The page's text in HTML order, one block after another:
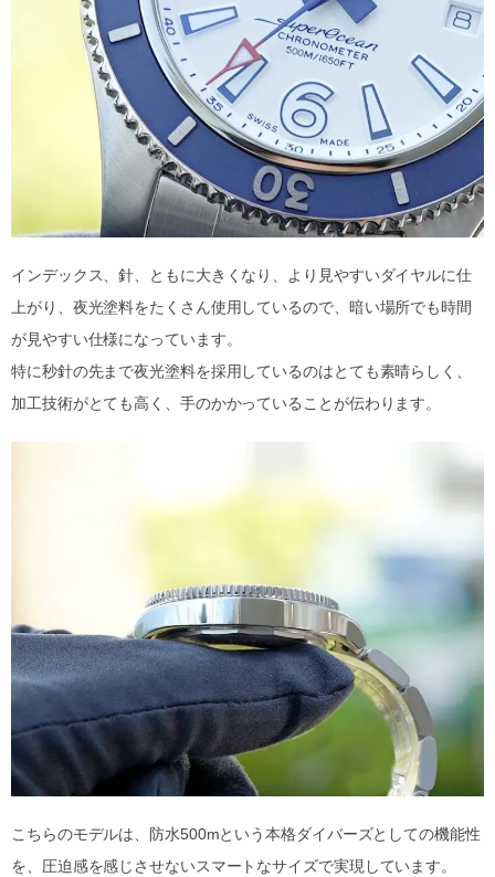
インデックス、針、ともに大きくなり、より見やすいダイヤルに仕
上がり、夜光塗料をたくさん使用しているので、暗い場所でも時間
が見やすい仕様になっています。
特に秒針の先まで夜光塗料を採用しているのはとても素晴らしく、
加工技術がとても高く、手のかかっていることが伝わります。
こちらのモデルは、防水500mという本格ダイバーズとしての機能性
を、圧迫感を感じさせないスマートなサイズで実現しています。